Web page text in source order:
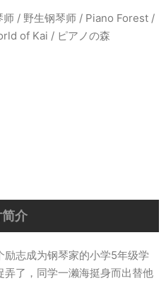
师 / 野生钢琴师 / Piano Forest /
of Kai / ピアノの森
介
志成为钢琴家的小学5年级学
了，同学一濑海挺身而出替他